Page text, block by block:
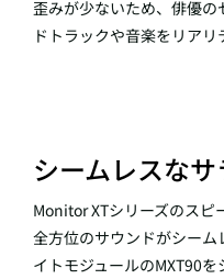
歪みが少ないため、俳優
ドトラックや音楽をリアリ
シームレスな
Monitor XTシリーズのス
全方位のサウンドがシー
イトモジュールのMXT90